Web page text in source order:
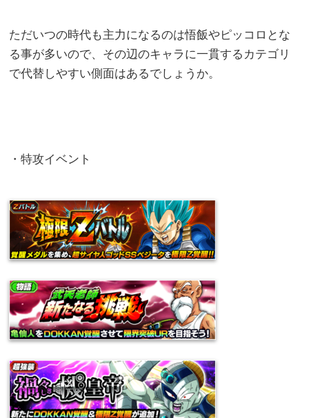
ただいつの時代も主力になるのは悟飯やピッコロとな
る事が多いので、その辺のキャラに一貫するカテゴリ
で代替しやすい側面はあるでしょうか。
・特攻イベント